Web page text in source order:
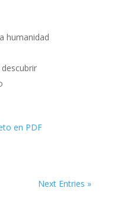
humanidad
en PDF
Next Entries »